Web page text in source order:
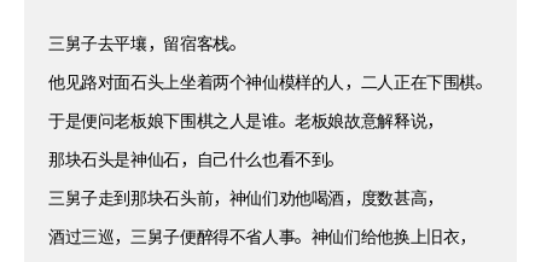
三舅子去平壤，留宿客栈。
他见路对面石头上坐着两个神仙模样的人，二人正在下围棋。
于是便问老板娘下围棋之人是谁。老板娘故意解释说，
那块石头是神仙石，自己什么也看不到。
三舅子走到那块石头前，神仙们劝他喝酒，度数甚高，
酒过三巡，三舅子便醉得不省人事。神仙们给他换上旧衣，